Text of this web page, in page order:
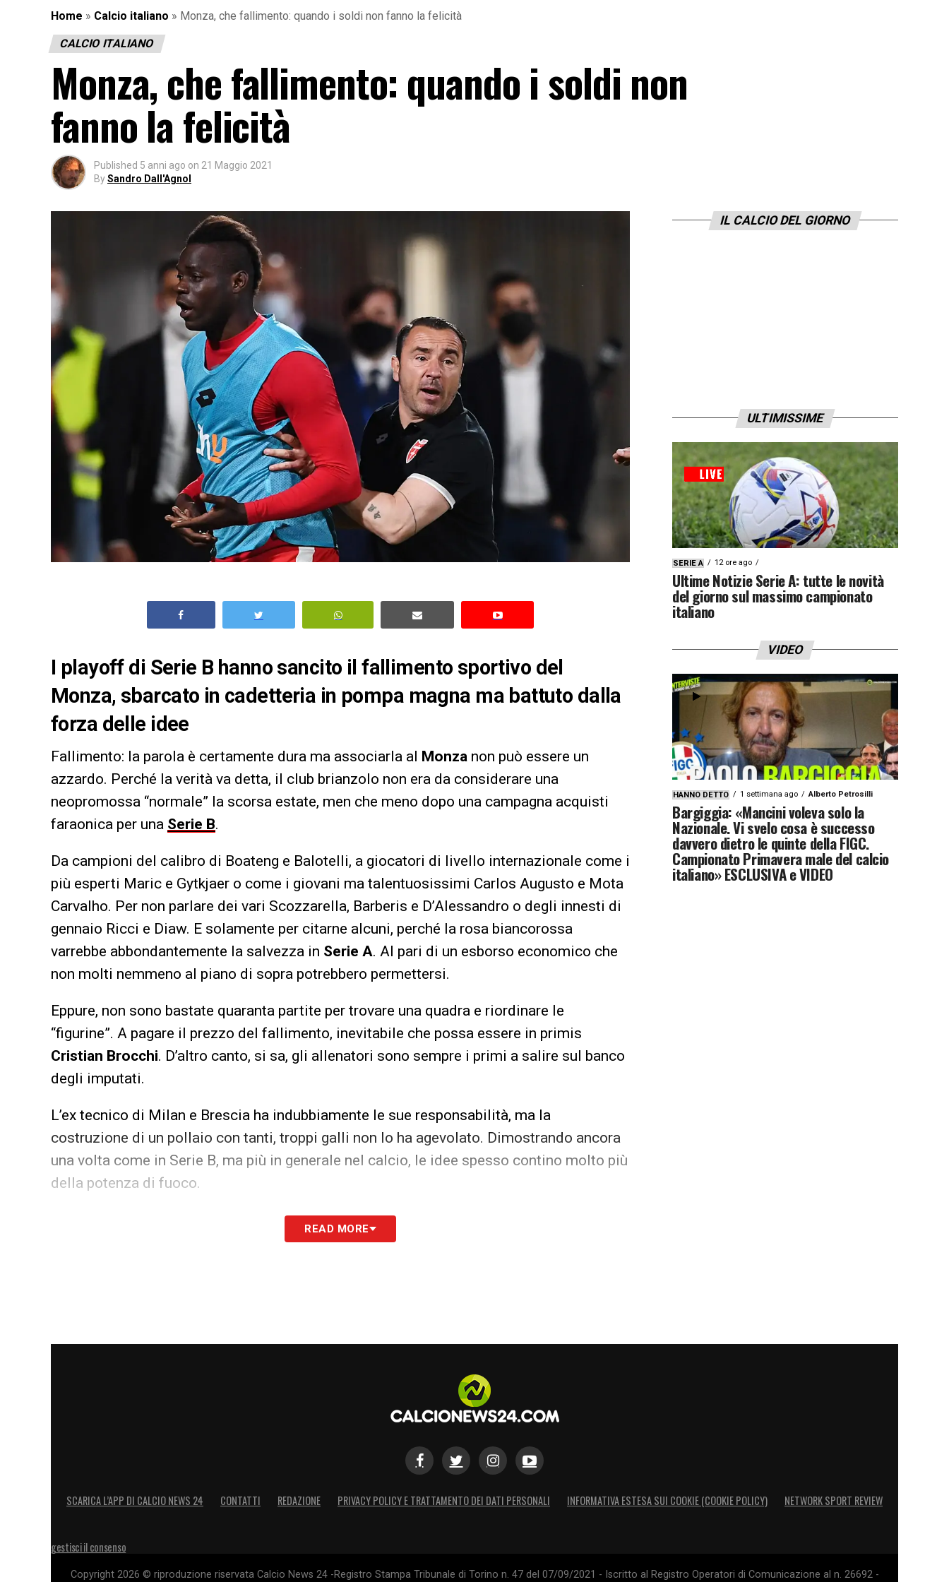
Home » Calcio italiano » Monza, che fallimento: quando i soldi non fanno la felicità
CALCIO ITALIANO
Monza, che fallimento: quando i soldi non
fanno la felicità
Published 5 anni ago on 21 Maggio 2021
BySandro Dall'Agnol
I playoff di Serie B hanno sancito il fallimento sportivo del
Monza, sbarcato in cadetteria in pompa magna ma battuto dalla
forza delle idee
Fallimento: la parola è certamente dura ma associarla al Monza non può essere un
azzardo. Perché la verità va detta, il club brianzolo non era da considerare una
neopromossa “normale” la scorsa estate, men che meno dopo una campagna acquisti
faraonica per una Serie B.
Da campioni del calibro di Boateng e Balotelli, a giocatori di livello internazionale come i
più esperti Maric e Gytkjaer o come i giovani ma talentuosissimi Carlos Augusto e Mota
Carvalho. Per non parlare dei vari Scozzarella, Barberis e D’Alessandro o degli innesti di
gennaio Ricci e Diaw. E solamente per citarne alcuni, perché la rosa biancorossa
varrebbe abbondantemente la salvezza in Serie A. Al pari di un esborso economico che
non molti nemmeno al piano di sopra potrebbero permettersi.
Eppure, non sono bastate quaranta partite per trovare una quadra e riordinare le
“figurine”. A pagare il prezzo del fallimento, inevitabile che possa essere in primis
Cristian Brocchi. D’altro canto, si sa, gli allenatori sono sempre i primi a salire sul banco
degli imputati.
L’ex tecnico di Milan e Brescia ha indubbiamente le sue responsabilità, ma la
costruzione di un pollaio con tanti, troppi galli non lo ha agevolato. Dimostrando ancora
una volta come in Serie B, ma più in generale nel calcio, le idee spesso contino molto più
della potenza di fuoco.
la Salernitana di Castori, sarà dunque una tra
a conquistare il palcoscenico della Serie A. Mentre il quotato Lecce e il
READ MORE
IL CALCIO DEL GIORNO
ULTIMISSIME
SERIE A 12 ore ago
Ultime Notizie Serie A: tutte le novità
del giorno sul massimo campionato
italiano
VIDEO
HANNO DETTO 1 settimana ago Alberto Petrosilli
Bargiggia: «Mancini voleva solo la
Nazionale. Vi svelo cosa è successo
davvero dietro le quinte della FIGC.
Campionato Primavera male del calcio
italiano» ESCLUSIVA e VIDEO
SCARICA L’APP DI CALCIO NEWS 24 CONTATTI REDAZIONE PRIVACY POLICY E TRATTAMENTO DEI DATI PERSONALI INFORMATIVA ESTESA SUI COOKIE (COOKIE POLICY) NETWORK SPORT REVIEW
gestisci il consenso
Copyright 2026 © riproduzione riservata Calcio News 24 -Registro Stampa Tribunale di Torino n. 47 del 07/09/2021 - Iscritto al Registro Operatori di Comunicazione al n. 26692 -